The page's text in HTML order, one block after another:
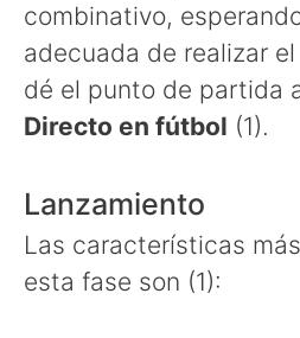
combinativo,
adecuada de realizar
dé el punto de partida
Directo en fútbol (1).
Lanzamiento
Las características
esta fase son (1):